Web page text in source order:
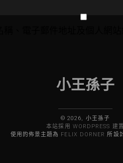
小王孫子
© 2026, 小王孫子
本站採用 WORDPRESS 建置
使用的佈景主題為 FELIX DORNER 所設